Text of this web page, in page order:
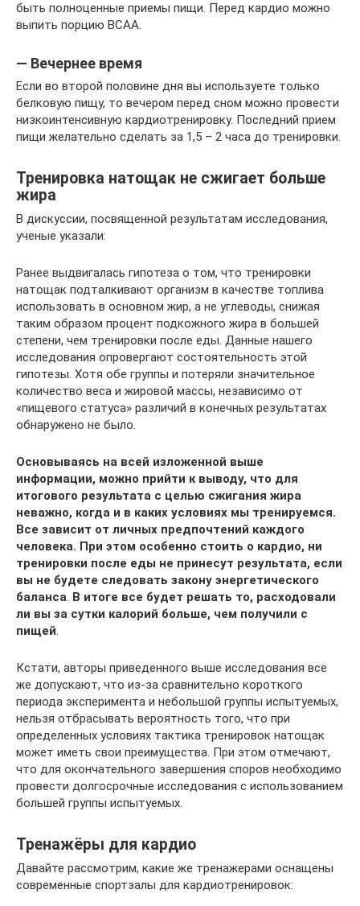
быть полноценные приемы пищи. Перед кардио можно
выпить порцию ВСАА.
— Вечернее время
Если во второй половине дня вы используете только
белковую пищу, то вечером перед сном можно провести
низкоинтенсивную кардиотренировку. Последний прием
пищи желательно сделать за 1,5 – 2 часа до тренировки.
Тренировка натощак не сжигает больше
жира
В дискуссии, посвященной результатам исследования,
ученые указали:
Ранее выдвигалась гипотеза о том, что тренировки
натощак подталкивают организм в качестве топлива
использовать в основном жир, а не углеводы, снижая
таким образом процент подкожного жира в большей
степени, чем тренировки после еды. Данные нашего
исследования опровергают состоятельность этой
гипотезы. Хотя обе группы и потеряли значительное
количество веса и жировой массы, независимо от
«пищевого статуса» различий в конечных результатах
обнаружено не было.
Основываясь на всей изложенной выше
информации, можно прийти к выводу, что для
итогового результата с целью сжигания жира
неважно, когда и в каких условиях мы тренируемся.
Все зависит от личных предпочтений каждого
человека. При этом особенно стоить о кардио, ни
тренировки после еды не принесут результата, если
вы не будете следовать закону энергетического
баланса. В итоге все будет решать то, расходовали
ли вы за сутки калорий больше, чем получили с
пищей.
Кстати, авторы приведенного выше исследования все
же допускают, что из-за сравнительно короткого
периода эксперимента и небольшой группы испытуемых,
нельзя отбрасывать вероятность того, что при
определенных условиях тактика тренировок натощак
может иметь свои преимущества. При этом отмечают,
что для окончательного завершения споров необходимо
провести долгосрочные исследования с использованием
большей группы испытуемых.
Тренажёры для кардио
Давайте рассмотрим, какие же тренажерами оснащены
современные спортзалы для кардиотренировок: